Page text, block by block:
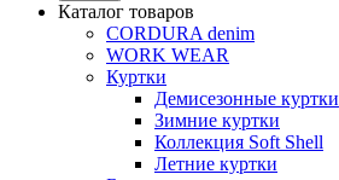
Каталог товаров
CORDURA denim
WORK WEAR
Куртки
Демисезонные куртки
Зимние куртки
Коллекция Soft Shell
Летние куртки